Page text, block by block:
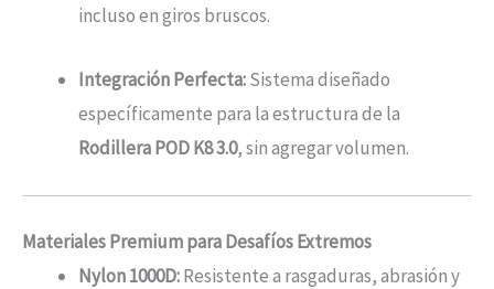
incluso en giros bruscos.
Integración Perfecta:Sistema diseñado
específicamente para la estructura de la
Rodillera POD K8 3.0, sin agregar volumen.
Materiales Premium para Desafíos Extremos
Nylon 1000D:Resistente a rasgaduras, abrasión y